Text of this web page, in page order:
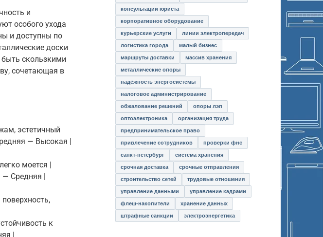
и
особого ухода
и доступны по
доски
скользкими
сочетающая в
эстетичный
— Высокая |
моется |
— Средняя |
к
|
консультации юриста
корпоративное оборудование
курьерские услуги линии электропередач
логистика города малый бизнес
маршруты доставки массив хранения
металлические опоры
надёжность энергосистемы
налоговое администрирование
обжалование решений опоры лэп
оптоэлектроника организация труда
предпринимательское право
привлечение сотрудников проверки фнс
санкт-петербург система хранения
срочная доставка срочные отправления
строительство сетей трудовые отношения
управление данными управление кадрами
флеш-накопители хранение данных
штрафные санкции электроэнергетика